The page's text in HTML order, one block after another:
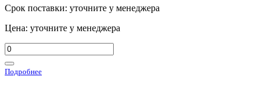
Срок поставки: уточните у менеджера
Цена: уточните у менеджера
Подробнее